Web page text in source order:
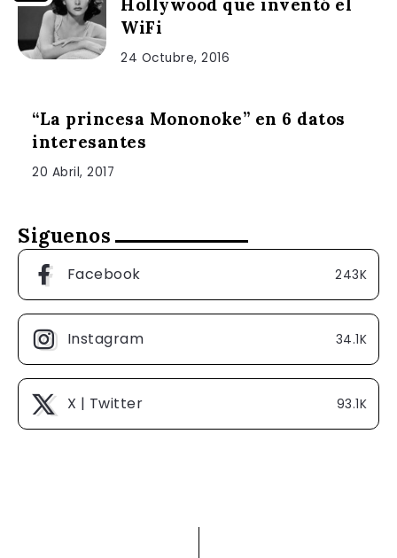
Hollywood que inventó el
WiFi
24 Octubre, 2016
“La princesa Mononoke” en 6 datos
interesantes
20 Abril, 2017
Siguenos
Facebook 243K
Instagram 34.1K
X | Twitter 93.1K